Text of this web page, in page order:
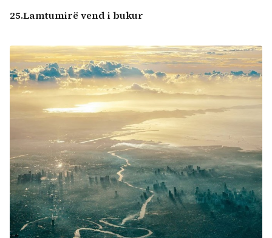
25.Lamtumirë vend i bukur